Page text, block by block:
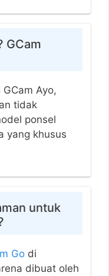
GCam
Ayo,
tidak
ponsel
yang khusus
untuk
Godi
dibuat oleh